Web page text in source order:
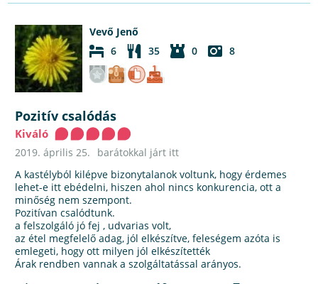
Vevő Jenő
6
35 0 8
Pozitív csalódás
Kiváló
2019. április 25.
barátokkal járt itt
A kastélyból kilépve bizonytalanok voltunk, hogy érdemes
lehet-e itt ebédelni, hiszen ahol nincs konkurencia, ott a
minőség nem szempont.
Pozitívan csalódtunk.
a felszolgáló jó fej , udvarias volt,
az étel megfelelő adag, jól elkészítve, feleségem azóta is
emlegeti, hogy ott milyen jól elkészítették
Árak rendben vannak a szolgáltatással arányos.